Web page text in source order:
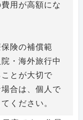
用が高額にな
険の補償範
・海外旅行中
とが大切で
合は、個人で
ください。